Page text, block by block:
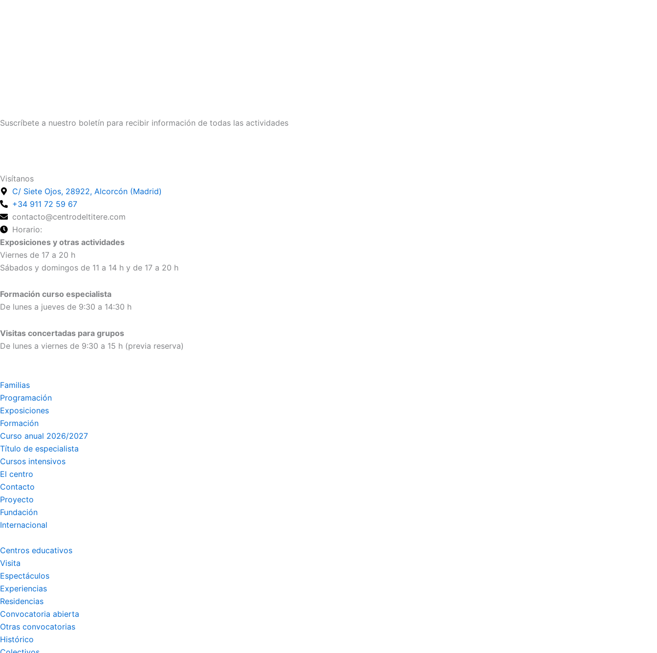
Suscríbete a nuestro boletín para recibir información de todas las actividades
Visítanos
C/ Siete Ojos, 28922, Alcorcón (Madrid)
+34 911 72 59 67
contacto@centrodeltitere.com
Horario:
Exposiciones y otras actividades
Viernes de 17 a 20 h
Sábados y domingos de 11 a 14 h y de 17 a 20 h
Formación curso especialista
De lunes a jueves de 9:30 a 14:30 h
Visitas concertadas para grupos
De lunes a viernes de 9:30 a 15 h (previa reserva)
Familias
Programación
Exposiciones
Formación
Curso anual 2026/2027
Título de especialista
Cursos intensivos
El centro
Contacto
Proyecto
Fundación
Internacional
Centros educativos
Visita
Espectáculos
Experiencias
Residencias
Convocatoria abierta
Otras convocatorias
Histórico